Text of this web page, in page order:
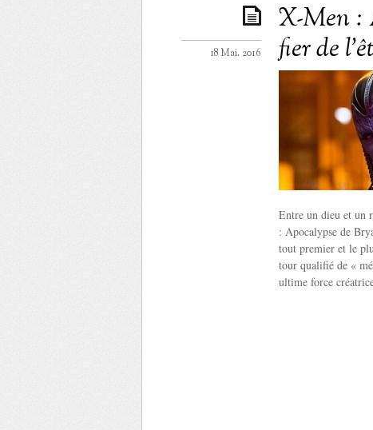
X-Men :
fier de
18 Mai. 2016
Entre un dieu et un
: Apocalypse de
tout premier et le
tour qualifié de «
ultime force